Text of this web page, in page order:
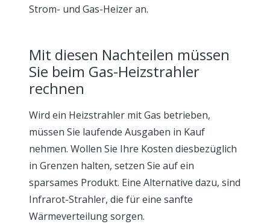
Strom- und Gas-Heizer an.
Mit diesen Nachteilen müssen
Sie beim Gas-Heizstrahler
rechnen
Wird ein Heizstrahler mit Gas betrieben,
müssen Sie laufende Ausgaben in Kauf
nehmen. Wollen Sie Ihre Kosten diesbezüglich
in Grenzen halten, setzen Sie auf ein
sparsames Produkt. Eine Alternative dazu, sind
Infrarot-Strahler, die für eine sanfte
Wärmeverteilung sorgen.